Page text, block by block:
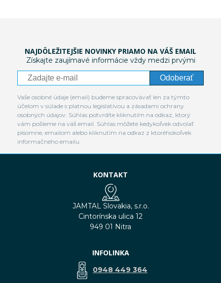
NAJDÔLEŽITEJŠIE NOVINKY PRIAMO NA VÁŠ EMAIL
Získajte zaujímavé informácie vždy medzi prvými
Odoberať
Vaše osobné údaje (email) budeme spracovávať len za týmto
účelom v súlade s platnou legislatívou a zásadami ochrany
osobných údajov. Súhlas potvrdíte kliknutím na odkaz, ktorý
vám pošleme na váš email. Súhlas môžete kedykoľvek odvolať
písomne, emailom alebo kliknutím na odkaz z ktoréhokoľvek
informačného emailu.
KONTAKT
JAMTAL Slovakia, s.r.o.
Cintorínska ulica 12
949 01 Nitra
INFOLINKA
0948 449 364